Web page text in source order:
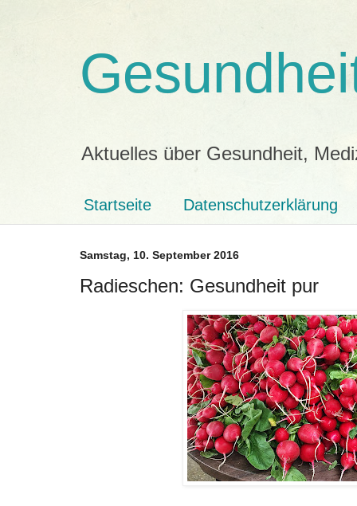
Aktuelles über Gesundheit,
Startseite Datenschutzerklärung
Samstag, 10. September 2016
Radieschen: Gesundheit pur